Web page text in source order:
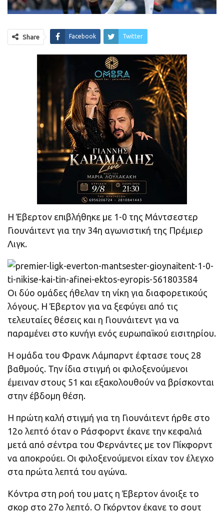
Share Facebook Twitter
Η Έβερτον επιβλήθηκε με 1-0 της Μάντσεστερ
Γιουνάιτεντ για την 34η αγωνιστική της Πρέμιερ
Λιγκ.
Οι δύο ομάδες ήθελαν τη νίκη για διαφορετικούς
λόγους. Η Έβερτον για να ξεφύγει από τις
τελευταίες θέσεις και η Γιουνάιτεντ για να
παραμένει στο κυνήγι ενός ευρωπαϊκού εισιτηρίου.
Η ομάδα του Φρανκ Λάμπαρντ έφτασε τους 28
βαθμούς. Την ίδια στιγμή οι φιλοξενούμενοι
έμειναν στους 51 και εξακολουθούν να βρίσκονται
στην έβδομη θέση.
Η πρώτη καλή στιγμή για τη Γιουνάιτεντ ήρθε στο
12ο λεπτό όταν ο Ράσφορντ έκανε την κεφαλιά
μετά από σέντρα του Φερνάντες με τον Πίκφορντ
να αποκρούει. Οι φιλοξενούμενοι είχαν τον έλεγχο
στα πρώτα λεπτά του αγώνα.
Κόντρα στη ροή του ματς η Έβερτον άνοιξε το
σκορ στο 27ο λεπτό. Ο Γκόρντον έκανε το σουτ